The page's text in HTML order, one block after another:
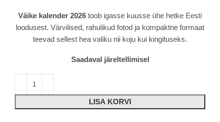
Väike kalender 2026 toob igasse kuusse ühe hetke Eesti
loodusest. Värvilised, rahulikud fotod ja kompaktne formaat
teevad sellest hea valiku nii koju kui kingituseks.
Saadaval järeltellimisel
LISA KORVI